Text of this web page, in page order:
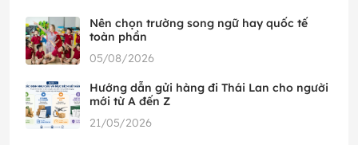
Nên chọn trường song ngữ hay quốc tế
toàn phần
05/08/2026
Hướng dẫn gửi hàng đi Thái Lan cho người
mới từ A đến Z
21/05/2026